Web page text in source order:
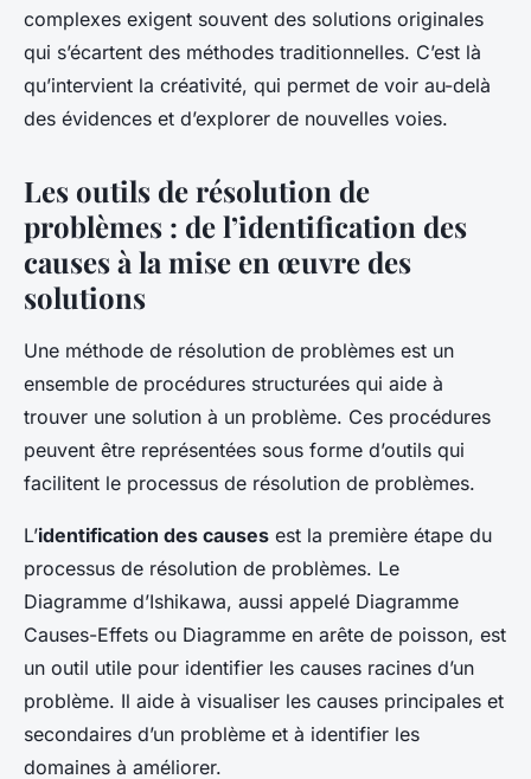
complexes exigent souvent des solutions originales
qui s’écartent des méthodes traditionnelles. C’est là
qu’intervient la créativité, qui permet de voir au-delà
des évidences et d’explorer de nouvelles voies.
Les outils de résolution de
problèmes : de l’identification des
causes à la mise en œuvre des
solutions
Une méthode de résolution de problèmes est un
ensemble de procédures structurées qui aide à
trouver une solution à un problème. Ces procédures
peuvent être représentées sous forme d’outils qui
facilitent le processus de résolution de problèmes.
L’identification des causes est la première étape du
processus de résolution de problèmes. Le
Diagramme d’Ishikawa, aussi appelé Diagramme
Causes-Effets ou Diagramme en arête de poisson, est
un outil utile pour identifier les causes racines d’un
problème. Il aide à visualiser les causes principales et
secondaires d’un problème et à identifier les
domaines à améliorer.